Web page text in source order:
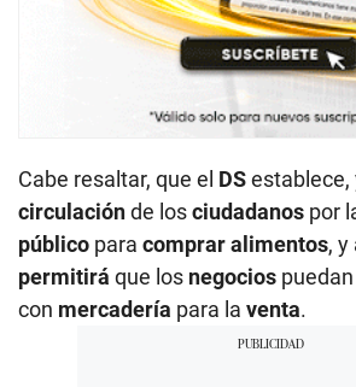
Cabe resaltar, que el DSestablece,
circulaciónde losciudadanos por
público para comprar alimentos, y
permitirá que los negocios
con mercadería para la venta.